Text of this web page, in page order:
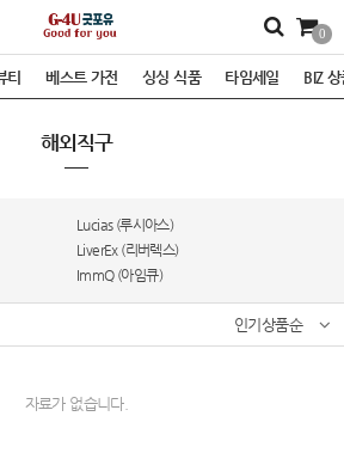
0
티 베스트 가전 싱싱 식품 타임세일 BIZ
해외직구
Lucias (루시아스)
LiverEx (리버렉스)
ImmQ (아임큐)
인기상품순
자료가 없습니다.